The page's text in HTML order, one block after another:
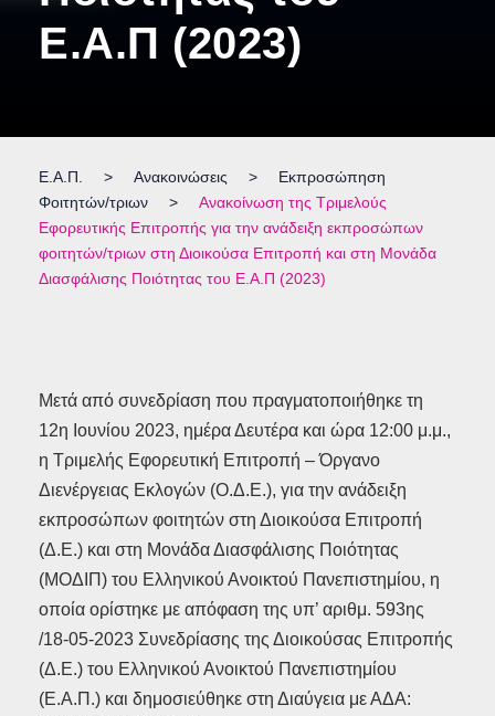
Ε.Α.Π (2023)
Ε.Α.Π. > Ανακοινώσεις >
Εκπροσώπηση
Φοιτητών/τριων
>
Ανακοίνωση της Τριμελούς
Εφορευτικής Επιτροπής για την ανάδειξη εκπροσώπων
φοιτητών/τριων στη Διοικούσα Επιτροπή και στη Μονάδα
Διασφάλισης Ποιότητας του Ε.Α.Π (2023)
Μετά από συνεδρίαση που πραγματοποιήθηκε τη
12η Ιουνίου 2023, ημέρα Δευτέρα και ώρα 12:00 μ.μ.,
η Τριμελής Εφορευτική Επιτροπή – Όργανο
Διενέργειας Εκλογών (Ο.Δ.Ε.), για την ανάδειξη
εκπροσώπων φοιτητών στη Διοικούσα Επιτροπή
(Δ.Ε.) και στη Μονάδα Διασφάλισης Ποιότητας
(ΜΟΔΙΠ) του Ελληνικού Ανοικτού Πανεπιστημίου, η
οποία ορίστηκε με απόφαση της υπ’ αριθμ. 593ης
/18-05-2023 Συνεδρίασης της Διοικούσας Επιτροπής
(Δ.Ε.) του Ελληνικού Ανοικτού Πανεπιστημίου
(Ε.Α.Π.) και δημοσιεύθηκε στη Διαύγεια με ΑΔΑ: